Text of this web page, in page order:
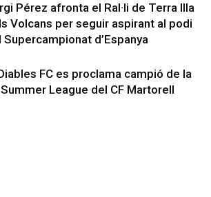
Pérez afronta el Ral·li de Terra Illa
Volcans per seguir aspirant al podi
Supercampionat d’Espanya
FC es proclama campió de la
League del CF Martorell